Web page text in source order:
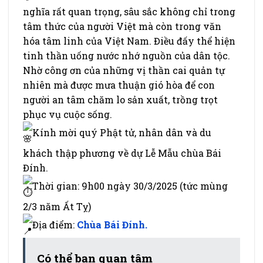
nghĩa rất quan trọng, sâu sắc không chỉ trong
tâm thức của người Việt mà còn trong văn
hóa tâm linh của Việt Nam. Điều đấy thể hiện
tinh thần uống nước nhớ nguồn của dân tộc.
Nhờ công ơn của những vị thần cai quản tự
nhiên mà được mưa thuận gió hòa để con
người an tâm chăm lo sản xuất, trồng trọt
phục vụ cuộc sống.
Kính mời quý Phật tử, nhân dân và du
khách thập phương về dự Lễ Mẫu chùa Bái
Đính.
Thời gian: 9h00 ngày 30/3/2025 (tức mùng
2/3 năm Ất Tỵ)
Địa điểm: Chùa Bái Đính.
Có thể bạn quan tâm